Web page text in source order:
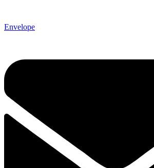
Envelope